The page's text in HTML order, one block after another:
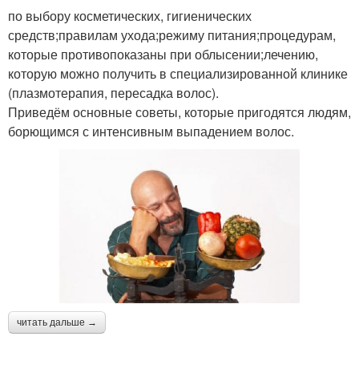
по выбору косметических, гигиенических
средств;правилам ухода;режиму питания;процедурам,
которые противопоказаны при облысении;лечению,
которую можно получить в специализированной клинике
(плазмотерапия, пересадка волос).
Приведём основные советы, которые пригодятся людям,
борющимся с интенсивным выпадением волос.
читать дальше →